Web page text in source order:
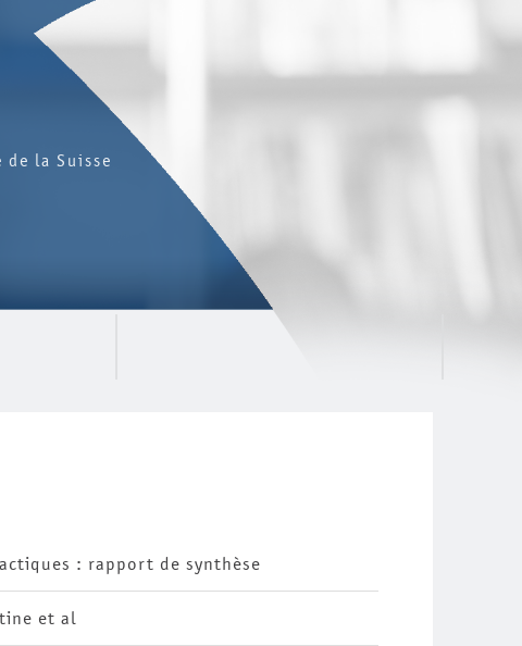
la Suisse
: rapport de synthèse
et al